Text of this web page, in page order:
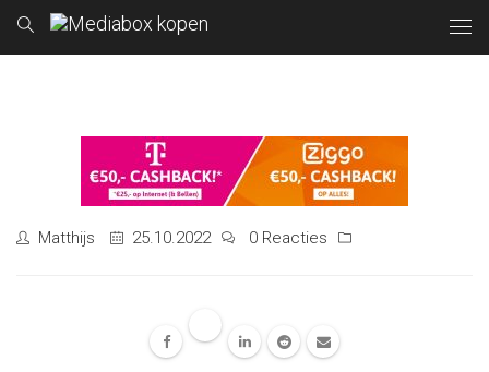
Matthijs 25.10.2022 0 Reacties